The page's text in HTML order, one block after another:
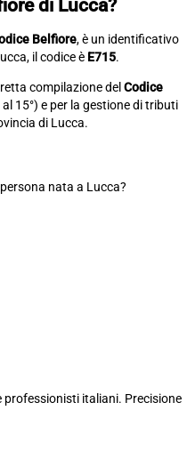
di Lucca?
Belfiore, è un identificativo
il codice è E715.
compilazione del Codice
15°) e per la gestione di tributi
di Lucca.
nata a Lucca?
professionisti italiani. Precisione